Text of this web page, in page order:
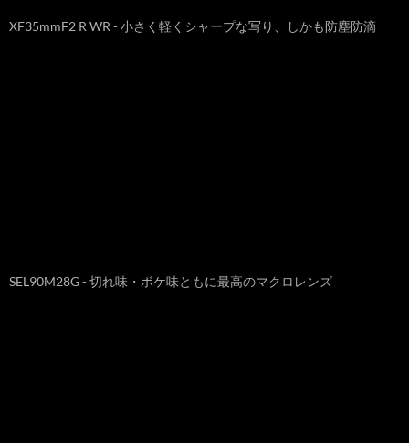
XF35mmF2 R WR - 小さく軽くシャープな写り、しかも防塵防滴
SEL90M28G - 切れ味・ボケ味ともに最高のマクロレンズ